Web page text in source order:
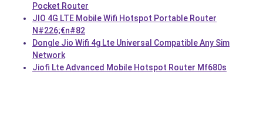
Pocket Router
JIO 4G LTE Mobile Wifi Hotspot Portable Router
N#226;€n#82
Dongle Jio Wifi 4g Lte Universal Compatible Any Sim
Network
Jiofi Lte Advanced Mobile Hotspot Router Mf680s